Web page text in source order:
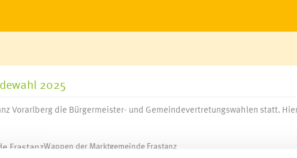
2025
Vorarlberg die Bürgermeister- und Gemeindevertretungswahlen statt.
Wappen der Marktgemeinde Frastanz